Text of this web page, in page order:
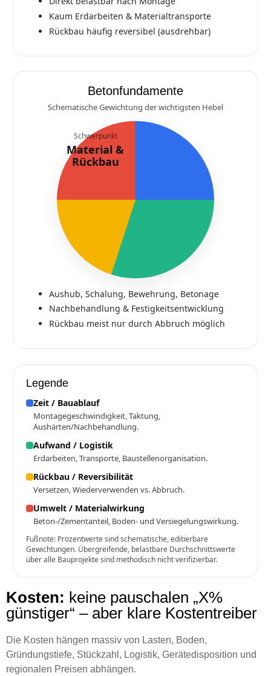
Kaum Erdarbeiten & Materialtransporte
Rückbau häufig reversibel (ausdrehbar)
Betonfundamente
Schematische Gewichtung der wichtigsten Hebel
Schwerpunkt
Material &
Rückbau
Aushub, Schalung, Bewehrung, Betonage
Nachbehandlung & Festigkeitsentwicklung
Rückbau meist nur durch Abbruch möglich
Legende
Zeit / Bauablauf
Montagegeschwindigkeit, Taktung,
Aushärten/Nachbehandlung.
Aufwand / Logistik
Erdarbeiten, Transporte, Baustellenorganisation.
Rückbau / Reversibilität
Versetzen, Wiederverwenden vs. Abbruch.
Umwelt / Materialwirkung
Beton-/Zementanteil, Boden- und Versiegelungswirkung.
Fußnote: Prozentwerte sind schematische, editierbare
Gewichtungen. Übergreifende, belastbare Durchschnittswerte
über alle Bauprojekte sind methodisch nicht verifizierbar.
Kosten: keine pauschalen „X%
günstiger“ – aber klare Kostentreiber
Die Kosten hängen massiv von Lasten, Boden,
Gründungstiefe, Stückzahl, Logistik, Gerätedisposition und
regionalen Preisen abhängen.